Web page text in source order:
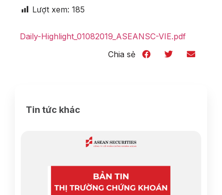
Lượt xem: 185
Daily-Highlight_01082019_ASEANSC-VIE.pdf
Chia sẻ
Tin tức khác